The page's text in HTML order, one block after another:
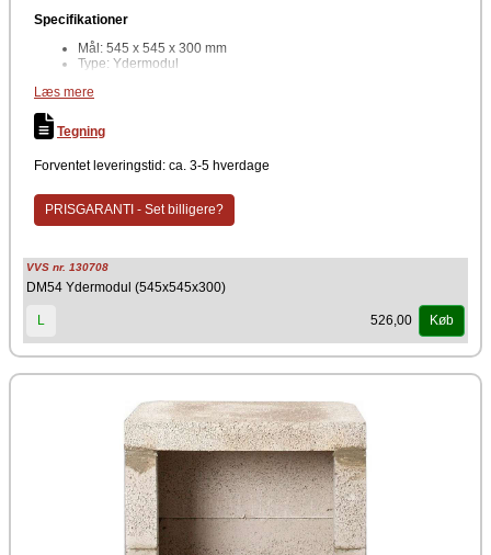
Specifikationer
Mål: 545 x 545 x 300 mm
Type: Ydermodul
Anvendelse: Skorstensopbygning
Det er udviklet til udendørs brug og sikrer stabilitet, lang levetid og et
Schiedel Isokern
Læs mere
Tegning
Forventet leveringstid: ca. 3-5 hverdage
PRISGARANTI - Set billigere?
VVS nr. 130708
DM54 Ydermodul (545x545x300)
L 526,00 Køb